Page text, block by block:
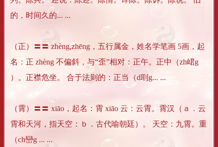
的，时间久的... ...
（正）〓〓 zhèng,zhēng，五行属金，姓名学笔画 5画，起
名：正 zhèng 不偏斜，与“歪”相对：正午。正中（zh峮g
）。正襟危坐。 合于法则的：正当（d刵g... ...
（霄）〓〓 xiāo，起名：霄 xiāo 云：云霄。霄汉（ａ．云
霄和天河，指天空：ｂ．古代喻朝廷）。 天空：九霄。重
（ch巒g ... ...